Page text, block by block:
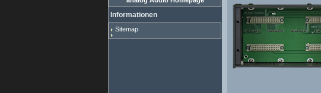
Informationen
Sitemap